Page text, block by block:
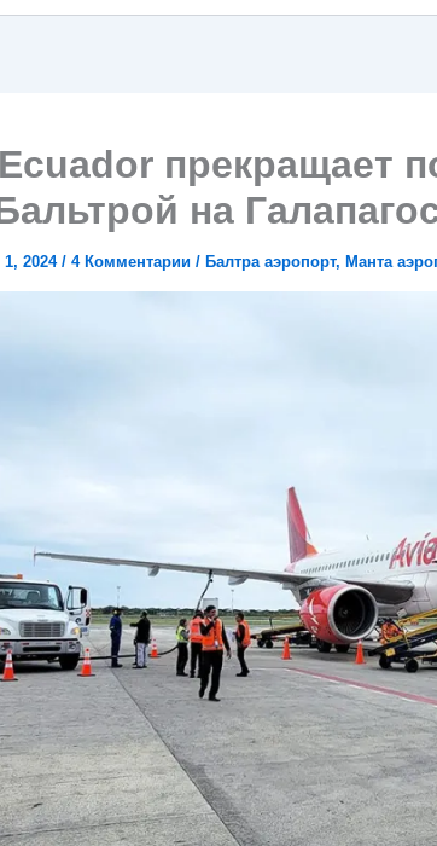
прекращает
на
2024/ 4 Комментарии / Балтра аэропорт, Манта